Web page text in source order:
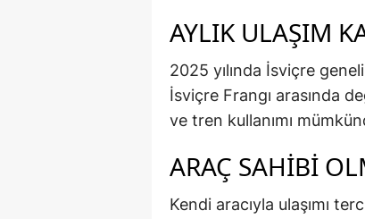
AYLIK ULAŞIM
2025 yılında İsviçre
İsviçre Frangı arasında
ve tren kullanımı
ARAÇ SAHIBI
Kendi aracıyla ulaşımı